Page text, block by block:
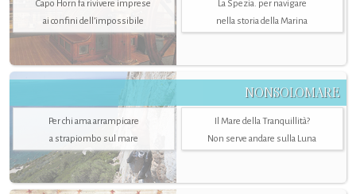
Capo Horn fa rivivere imprese
ai confini dell’impossibile
La Spezia. per navigare
nella storia della Marina
NONSOLOMARE
Per chi ama arrampicare
a strapiombo sul mare
Il Mare della Tranquillità?
Non serve andare sulla Luna